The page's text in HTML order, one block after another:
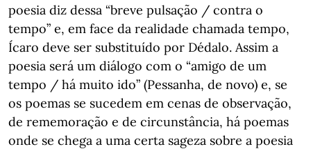
poesia diz dessa “breve pulsação / contra o
tempo” e, em face da realidade chamada tempo,
Ícaro deve ser substituído por Dédalo. Assim a
poesia será um diálogo com o “amigo de um
tempo / há muito ido” (Pessanha, de novo) e, se
os poemas se sucedem em cenas de observação,
de rememoração e de circunstância, há poemas
onde se chega a uma certa sageza sobre a poesia